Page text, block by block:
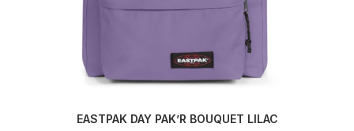
EASTPAK DAY PAK’R BOUQUET LILAC